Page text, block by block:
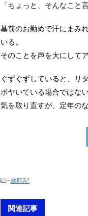
「ちょっと、そんなこと
墓前のお勤めで汗にまみ
いる。
そのことを声を大にして
ぐずぐずしていると、リ
ボヤいている場合ではない
気を取り直すが、定年の
-歳時記
関連記事